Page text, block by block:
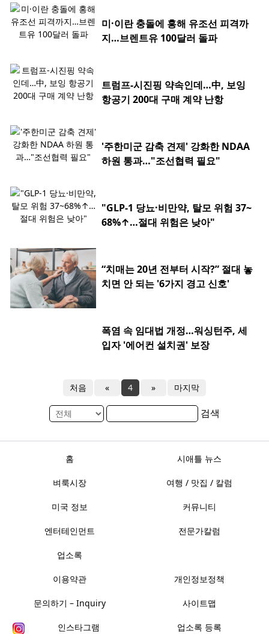
미·이란 충돌에 홍해 유조선 피격까
지…브렌트유 100달러 돌파
트럼프-시진핑 약속인데…中, 보잉
항공기 200대 구매 계약 난항
'주한미군 감축 견제' 강화한 NDAA
하원 통과…"조선협력 필요"
"GLP-1 당뇨·비만약, 탈모 위험 37~
68%↑…절대 위험은 낮아"
“치매는 20년 전부터 시작?” 절대 놓
치면 안 되는 '6가지 경고 신호'
폭염 속 임대법 개정…워싱턴주, 세
입자 '에어컨 설치권' 보장
처음 « 4 » 마지막
검색
홈 시애틀 뉴스
벼룩시장 여행 / 맛집 / 칼럼
미국 정보 커뮤니티
엔터테인먼트 전문가칼럼
업소록
이용약관 개인정보정책
문의하기 – Inquiry 사이트맵
인스타그램 업소록 등록